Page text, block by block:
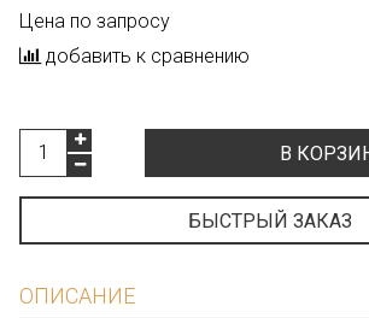
Цена по запросу
добавить к сравнению
В
БЫСТРЫЙ ЗАКАЗ
ОПИСАНИЕ